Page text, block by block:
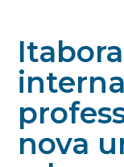
nova